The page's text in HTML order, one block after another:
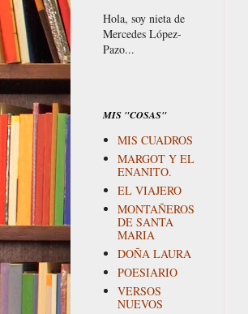
Hola, soy nieta de
Mercedes López-
Pazo...
MIS "COSAS"
MIS CUADROS
MARGOT Y EL
ENANITO.
EL VIAJERO
MONTAÑEROS
DE SANTA
MARIA
DOÑA LAURA
POESIARIO
VERSOS
NUEVOS